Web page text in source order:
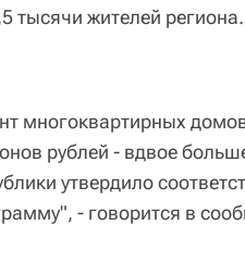
тысячи жителей региона.
многоквартирных
рублей - вдвое
утвердило
- говорится в